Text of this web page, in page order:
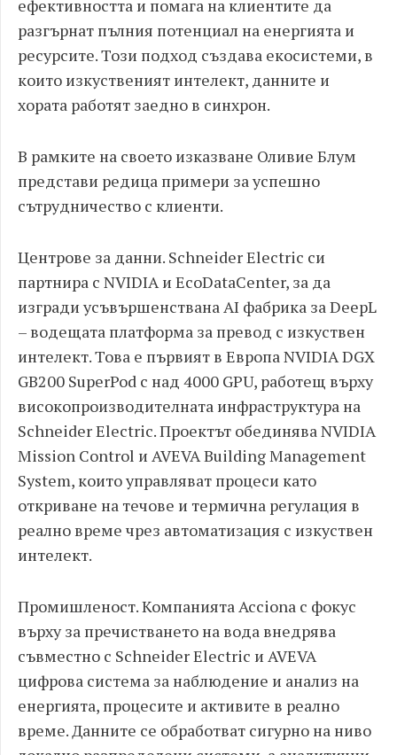
ефективността и помага на клиентите да
разгърнат пълния потенциал на енергията и
ресурсите. Този подход създава екосистеми, в
които изкуственият интелект, данните и
хората работят заедно в синхрон.
В рамките на своето изказване Оливие Блум
представи редица примери за успешно
сътрудничество с клиенти.
Центрове за данни. Schneider Electric си
партнира с NVIDIA и EcoDataCenter, за да
изгради усъвършенствана AI фабрика за DeepL
– водещата платформа за превод с изкуствен
интелект. Това е първият в Европа NVIDIA DGX
GB200 SuperPod с над 4000 GPU, работещ върху
високопроизводителната инфраструктура на
Schneider Electric. Проектът обединява NVIDIA
Mission Control и AVEVA Building Management
System, които управляват процеси като
откриване на течове и термична регулация в
реално време чрез автоматизация с изкуствен
интелект.
Промишленост. Компанията Acciona с фокус
върху за пречистването на вода внедрява
съвместно с Schneider Electric и AVEVA
цифрова система за наблюдение и анализ на
енергията, процесите и активите в реално
време. Данните се обработват сигурно на ниво